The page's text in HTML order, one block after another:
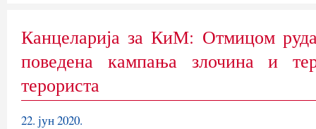
Канцеларија за КиМ: Отмицом
поведена кампања злочина и
терориста
22. јун 2020.